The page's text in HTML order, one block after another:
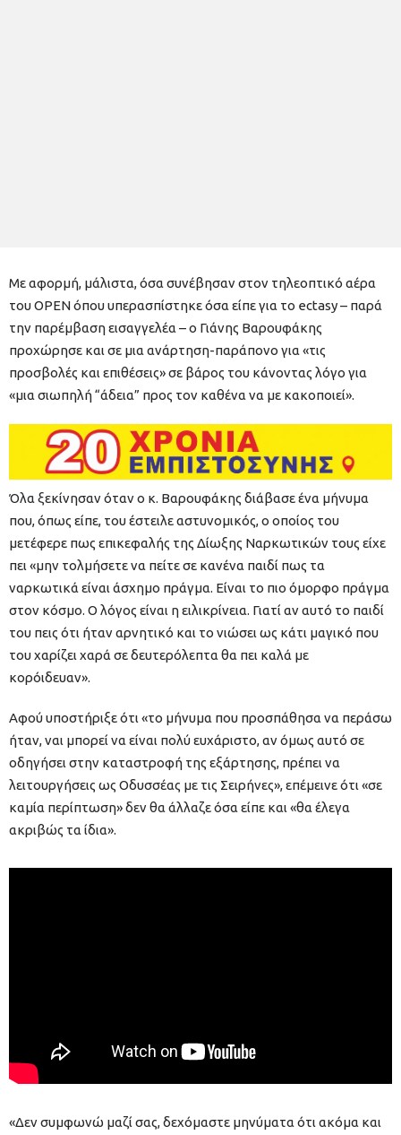
Με αφορμή, μάλιστα, όσα συνέβησαν στον τηλεοπτικό αέρα
του ΟΡΕΝ όπου υπερασπίστηκε όσα είπε για το ectasy – παρά
την παρέμβαση εισαγγελέα – ο Γιάνης Βαρουφάκης
προχώρησε και σε μια ανάρτηση-παράπονο για «τις
προσβολές και επιθέσεις» σε βάρος του κάνοντας λόγο για
«μια σιωπηλή “άδεια” προς τον καθένα να με κακοποιεί».
Όλα ξεκίνησαν όταν ο κ. Βαρουφάκης διάβασε ένα μήνυμα
που, όπως είπε, του έστειλε αστυνομικός, ο οποίος του
μετέφερε πως επικεφαλής της Δίωξης Ναρκωτικών τους είχε
πει «μην τολμήσετε να πείτε σε κανένα παιδί πως τα
ναρκωτικά είναι άσχημο πράγμα. Είναι το πιο όμορφο πράγμα
στον κόσμο. Ο λόγος είναι η ειλικρίνεια. Γιατί αν αυτό το παιδί
του πεις ότι ήταν αρνητικό και το νιώσει ως κάτι μαγικό που
του χαρίζει χαρά σε δευτερόλεπτα θα πει καλά με
κορόιδευαν».
Αφού υποστήριξε ότι «το μήνυμα που προσπάθησα να περάσω
ήταν, ναι μπορεί να είναι πολύ ευχάριστο, αν όμως αυτό σε
οδηγήσει στην καταστροφή της εξάρτησης, πρέπει να
λειτουργήσεις ως Οδυσσέας με τις Σειρήνες», επέμεινε ότι «σε
καμία περίπτωση» δεν θα άλλαζε όσα είπε και «θα έλεγα
ακριβώς τα ίδια».
«Δεν συμφωνώ μαζί σας, δεχόμαστε μηνύματα ότι ακόμα και